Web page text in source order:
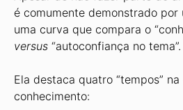
é comumente demonstrado
uma curva que compara o
versus “autoconfiança no tema”.
Ela destaca quatro “tempos”
conhecimento: